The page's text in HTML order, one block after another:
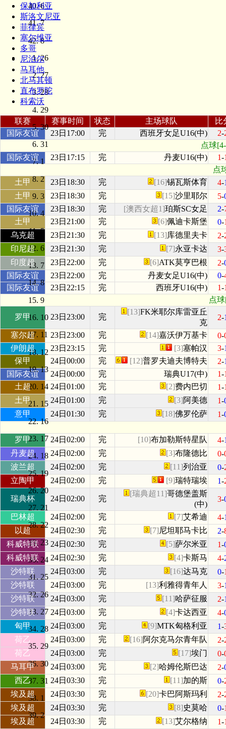
6
7
8
26
27
28
29
30
31
1
2
3
4
5
6
7
8
9
10
11
12
13
14
15
16
17
18
19
20
21
22
23
24
25
26
27
28
29
30
31
1
2
保加利亚
斯洛文尼亚
菲律宾
塞尔维亚
多哥
尼泊尔
马耳他
北马其顿
直布罗陀
科索沃
联赛 赛事时间 状态 主场球队
比
国际友谊
23日17:00 完 西班牙女足U16(中) 2-
点球
国际友谊
23日17:15 完 丹麦U16(中) 1-
点
土甲
23日18:30 完 [16]锡瓦斯体育 4-
土甲
23日18:30 完 [15]沙里耶尔 5-
国际友谊
23日18:30 完 [澳西女超1]珀斯SC女足 2-
土甲
23日21:00 完 [6]佩迪卡斯堡 0-
乌克超
23日21:30 完 [13]库德里夫卡 2-
印尼超
23日21:30 完 [7]永亚卡达 3-
印度超
23日22:00 完 [6]ATK莫亨巴根 2-
国际友谊
23日22:00 完 丹麦女足U16(中) 0-
国际友谊
23日22:15 完 西班牙U16(中) 1-
点
罗甲
23日23:00 完
[13]FK米耶尔库雷亚丘
克
2-
塞尔超 23日23:00 完 [14]嘉沃伊万基卡 0-
伊朗超
23日23:15 完 [3]塞帕汉 3-
保甲
24日00:00 完 [12]普罗夫迪夫博特夫 2-
国际友谊
24日00:00 完 瑞典U17(中) 1-
土超
24日01:00 完 [2]费内巴切 1-
土甲
24日01:00 完 [3]阿美德 1-
意甲
24日01:30 完 [18]佛罗伦萨 1-
罗甲 24日02:00 完 [10]布加勒斯特星队 4-
丹麦超
24日02:00 完 [3]布隆德比 0-
波兰超
24日02:00 完 [11]列治亚 0-
立陶甲
24日02:00 完 [9]瑞特瑞埃 1-
瑞典杯 24日02:00 完
[瑞典超11]哥德堡盖斯
(中)
3-
巴林超 24日02:00 完 [7]艾希迪 4-
以超
24日02:30 完 [7]尼坦耶马卡比 2-
科威特联
24日02:30 完 [5]萨尔米亚 1-
科威特联
24日02:30 完 [4]卡斯马 4-
沙特联
24日03:00 完 [16]达马克 0-
沙特联
24日03:00 完 [13]利雅得青年人 3-
沙特联
24日03:00 完 [11]哈萨征服 2-
沙特联
24日03:00 完 [4]卡达西亚 4-
匈甲
24日03:00 完 [9]MTK匈格利亚 1-
荷乙
24日03:00 完 [16]阿尔克马尔青年队 2-
荷乙
24日03:00 完 [17]埃门 0-
马耳甲
24日03:00 完 [2]哈姆伦斯巴达 2-
西乙
24日03:30 完 [11]加的斯 0-
埃及超
24日03:30 完 [20]卡巴阿斯玛利 2-
埃及超
24日03:30 完 [8]史莫哈 0-
埃及超
24日03:30 完 [13]艾尔格纳 1-